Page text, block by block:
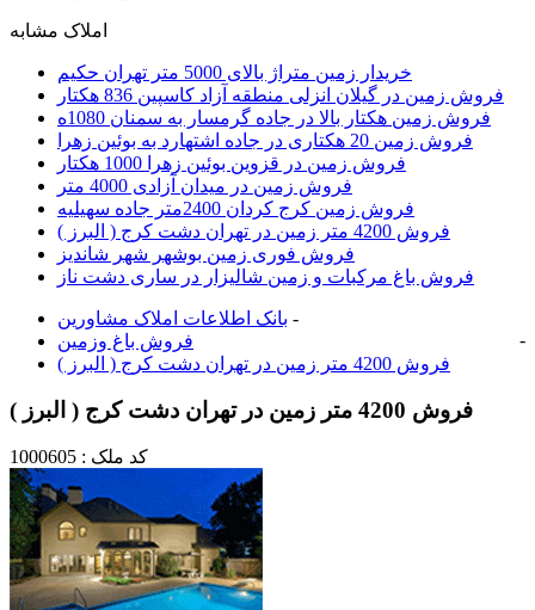
املاک مشابه
خریدار زمین متراژ بالای 5000 متر تهران حکیم
فروش زمین در گیلان انزلی منطقه آزاد کاسپین 836 هکتار
فروش زمین هکتار بالا در جاده گرمسار به سمنان 1080ه
فروش زمین 20 هکتاری در جاده اشتهارد به بوئین زهرا
فروش زمین در قزوین بوئین زهرا 1000 هکتار
فروش زمین در میدان آزادی 4000 متر
فروش زمین کرج کردان 2400متر جاده سهیلیه
فروش 4200 متر زمین در تهران دشت کرج ( البرز )
فروش فوری زمین بوشهر شهر شاندیز
فروش باغ مرکبات و زمین شالیزار در ساری دشت ناز
بانک اطلاعات املاک مشاورين -
فروش باغ وزمین
-
فروش 4200 متر زمین در تهران دشت کرج ( البرز )
فروش 4200 متر زمین در تهران دشت کرج ( البرز )
کد ملک : 1000605